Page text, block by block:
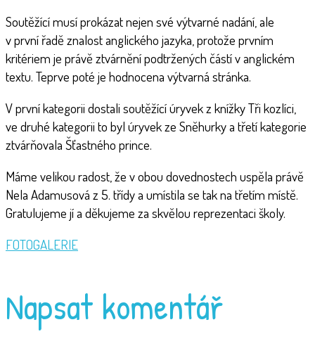
Soutěžící musí prokázat nejen své výtvarné nadání, ale
v první řadě znalost anglického jazyka, protože prvním
kritériem je právě ztvárnění podtržených částí v anglickém
textu. Teprve poté je hodnocena výtvarná stránka.
V první kategorii dostali soutěžící úryvek z knížky Tři kozlíci,
ve druhé kategorii to byl úryvek ze Sněhurky a třetí kategorie
ztvárňovala Šťastného prince.
Máme velikou radost, že v obou dovednostech uspěla právě
Nela Adamusová z 5. třídy a umístila se tak na třetím místě.
Gratulujeme jí a děkujeme za skvělou reprezentaci školy.
FOTOGALERIE
Napsat komentář